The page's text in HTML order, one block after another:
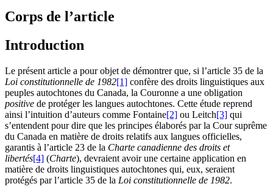
Corps de l’article
Introduction
Le présent article a pour objet de démontrer que, si l’article 35 de la
Loi constitutionnelle de 1982[1] confère des droits linguistiques aux
peuples autochtones du Canada, la Couronne a une obligation
positive de protéger les langues autochtones. Cette étude reprend
ainsi l’intuition d’auteurs comme Fontaine[2] ou Leitch[3] qui
s’entendent pour dire que les principes élaborés par la Cour suprême
du Canada en matière de droits relatifs aux langues officielles,
garantis à l’article 23 de la Charte canadienne des droits et
libertés[4] (Charte), devraient avoir une certaine application en
matière de droits linguistiques autochtones qui, eux, seraient
protégés par l’article 35 de la Loi constitutionnelle de 1982.